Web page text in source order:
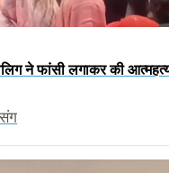
ने फांसी लगाकर की